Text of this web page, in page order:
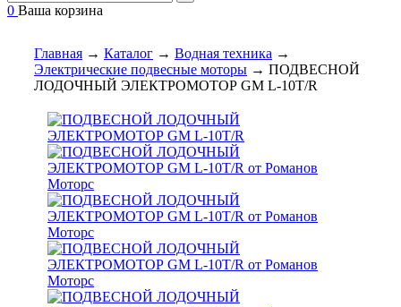
0 Ваша корзина
Главная → Каталог → Водная техника →
Электрические подвесные моторы → ПОДВЕСНОЙ
ЛОДОЧНЫЙ ЭЛЕКТРОМОТОР GM L-10T/R